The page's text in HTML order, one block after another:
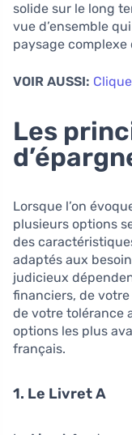
solide sur le long
vue d’ensemble
paysage complexe
VOIR AUSSI:
Les
Lorsque l’on
plusieurs options
des
adaptés aux
judicieux
financiers, de
de votre tolérance
options les plus
français.
1. Le Livret A